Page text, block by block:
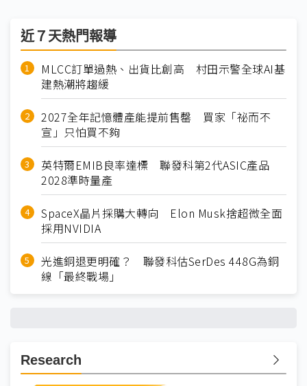
近７天熱門報導
MLCC訂單過熱、出貨比創高 村田示警全球AI基
建熱潮將趨緩
2027全年記憶體產能提前售罄 買家「祕而不
宣」只怕買不夠
英特爾EMIB良率達標 聯發科第2代ASIC產品
2028準時量產
SpaceX晶片採購大轉向 Elon Musk捨超微全面
採用NVIDIA
光進銅退更明確？ 聯發科估SerDes 448G為銅
線「最終戰場」
Research